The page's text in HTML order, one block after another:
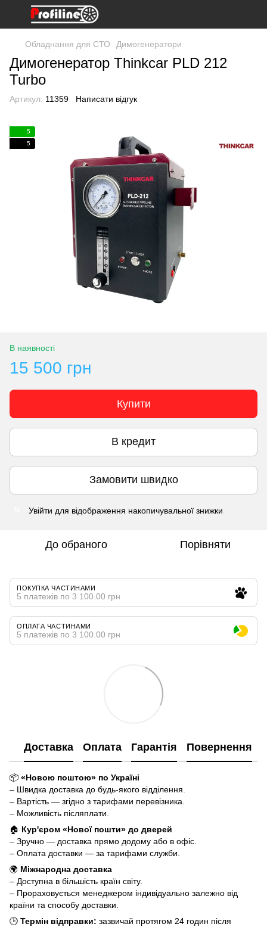
Обладнання для СТО Димогенератори
Димогенератор Thinkcar PLD 212
Turbo
Артикул: 11359 Написати відгук
5
5
В наявності
15 500 грн
Купити
В кредит
Замовити швидко
Увійти для відображення накопичувальної знижки
До обраного Порівняти
ПОКУПКА ЧАСТИНАМИ
5 платежів по 3 100.00 грн
ОПЛАТА ЧАСТИНАМИ
5 платежів по 3 100.00 грн
Доставка Оплата Гарантія Повернення
📦 «Новою поштою» по Україні
– Швидка доставка до будь-якого відділення.
– Вартість — згідно з тарифами перевізника.
– Можливість післяплати.
🏠 Кур'єром «Нової пошти» до дверей
– Зручно — доставка прямо додому або в офіс.
– Оплата доставки — за тарифами служби.
🌍 Міжнародна доставка
– Доступна в більшість країн світу.
– Прораховується менеджером індивідуально залежно від
країни та способу доставки.
🕒 Термін відправки: зазвичай протягом 24 годин після